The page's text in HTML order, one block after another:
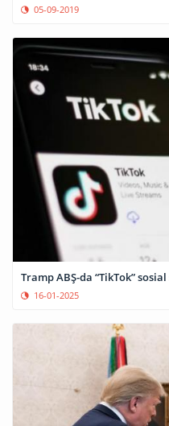
05-09-2019
Tramp ABŞ-da “TikTok”
16-01-2025